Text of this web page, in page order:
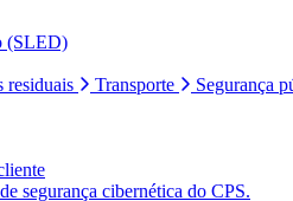
(SLED)
residuais Transporte Segurança
segurança cibernética do CPS.